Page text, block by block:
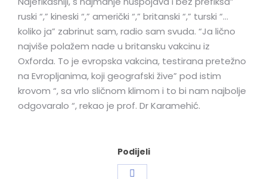
ruski “,” kineski “,” američki “,” britanski “,” turski “…
koliko ja” zabrinut sam, radio sam svuda. “Ja lično
najviše polažem nade u britansku vakcinu iz
Oxforda. To je evropska vakcina, testirana pretežno
na Evropljanima, koji geografski žive” pod istim
krovom “, sa vrlo sličnom klimom i to bi nam najbolje
odgovaralo “, rekao je prof. Dr Karamehić.
Podijeli